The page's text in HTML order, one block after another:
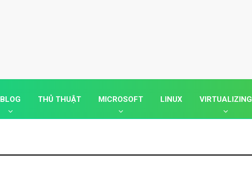
BLOG THỦ THUẬT MICROSOFT LINUX VIRTUALIZING